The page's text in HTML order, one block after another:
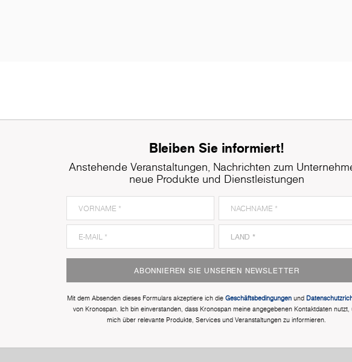
8921Ferrara Oak
Bleiben Sie informiert!
Anstehende Veranstaltungen, Nachrichten zum
neue Produkte und Dienstleistungen
ABONNIEREN SIE UNSEREN NEWSLETTER
Mit dem Absenden dieses Formulars akzeptiere ich dieGeschäftsbedingungen und
von Kronospan. Ich bin einverstanden, dass Kronospan meine angegebenen Kontaktdaten nutzt,
mich über relevante Produkte, Services und Veranstaltungen zu informieren.